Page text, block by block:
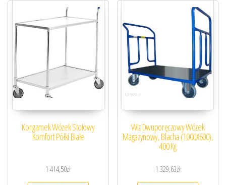
Kongamek Wózek Stołowy
Komfort Półki Białe
1 414,50zł
Wiz Dwuporęczowy Wózek
Magazynowy, Blacha (1000X600),
400 Kg
1 329,63zł